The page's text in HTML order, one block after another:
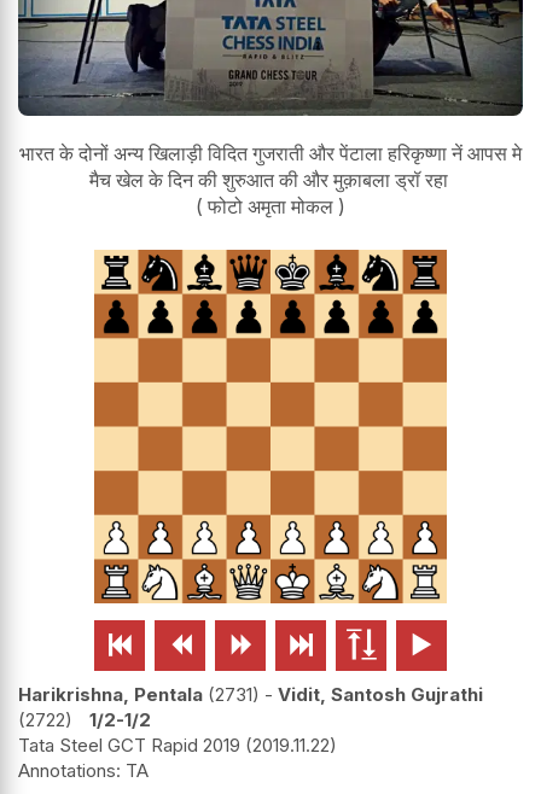
भारत के दोनों अन्य खिलाड़ी विदित गुजराती और पेंटाला हरिकृष्णा नें आपस मे
मैच खेल के दिन की शुरुआत की और मुक़ाबला ड्रॉ रहा
( फोटो अमृता मोकल )
     
Harikrishna, Pentala 2731 - Vidit, Santosh Gujrathi
2722
1/2-1/2
Tata Steel GCT Rapid 2019 2019.11.22
TA